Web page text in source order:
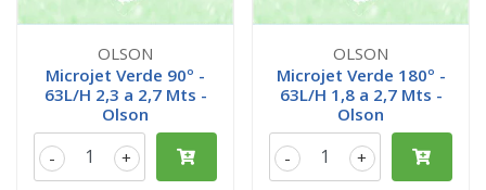
OLSON
Microjet Verde 90º -
63L/H 2,3 a 2,7 Mts -
Olson
+
-
OLSON
Microjet Verde 180º -
63L/H 1,8 a 2,7 Mts -
Olson
+
-